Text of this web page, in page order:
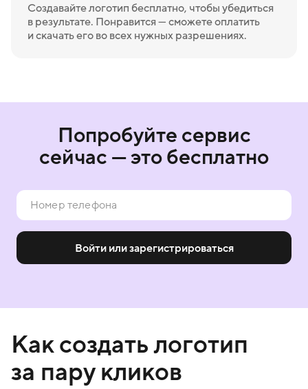
Создавайте логотип бесплатно, чтобы убедиться
в результате. Понравится — сможете оплатить
и скачать его во всех нужных разрешениях.
Попробуйте сервис
сейчас — это бесплатно
Войти или зарегистрироваться
Как создать логотип
за пару кликов